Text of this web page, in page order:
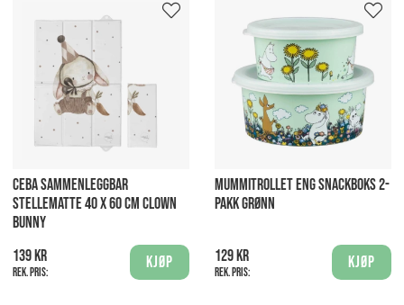
CEBA SAMMENLEGGBAR
STELLEMATTE 40 X 60 CM CLOWN
BUNNY
139 kr
Rek. pris:
Kjøp
MUMMITROLLET ENG SNACKBOKS 2-
PAKK GRØNN
129 kr
Rek. pris:
Kjøp